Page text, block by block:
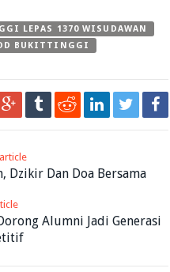
LEPAS 1370 WISUDAWAN
BUKITTINGGI
Dzikir Dan Doa Bersama
Alumni Jadi Generasi